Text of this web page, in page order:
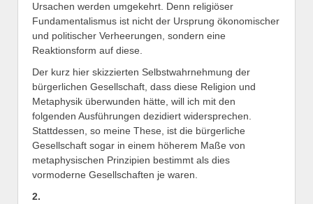
Ursachen werden umgekehrt. Denn religiöser
Fundamentalismus ist nicht der Ursprung ökonomischer
und politischer Verheerungen, sondern eine
Reaktionsform auf diese.
Der kurz hier skizzierten Selbstwahrnehmung der
bürgerlichen Gesellschaft, dass diese Religion und
Metaphysik überwunden hätte, will ich mit den
folgenden Ausführungen dezidiert widersprechen.
Stattdessen, so meine These, ist die bürgerliche
Gesellschaft sogar in einem höherem Maße von
metaphysischen Prinzipien bestimmt als dies
vormoderne Gesellschaften je waren.
2.